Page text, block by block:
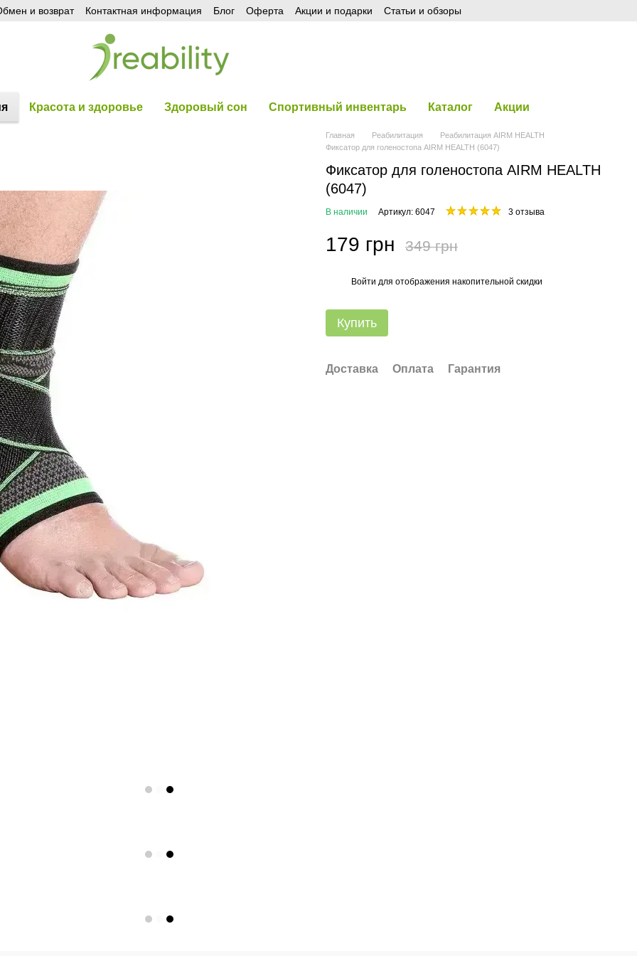
и возврат Контактная информация Блог Оферта Акции и подарки Статьи и обзоры
Красота и здоровье Здоровый сон Спортивный инвентарь Каталог Акции
Главная Реабилитация
Реабилитация AIRM HEALTH
Фиксатор для голеностопа AIRM HEALTH (6047)
Фиксатор для голеностопа AIRM HEALTH
(6047)
В наличии Артикул: 6047 3 отзыва
179 грн 349 грн
Войти для отображения накопительной скидки
Купить
Доставка Оплата Гарантия